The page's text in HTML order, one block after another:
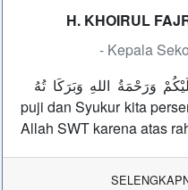
H. KHOIRUL
- Kepala
puji dan Syukur kita
Allah SWT karena atas